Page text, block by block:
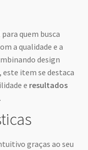
quem busca
a qualidade e a
design
item se destaca
e resultados
graças ao seu